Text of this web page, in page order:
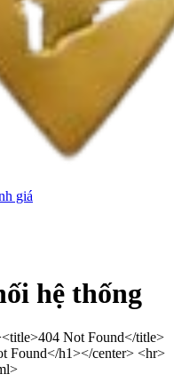
giá
hệ thống
Not Found</title>
Found</h1></center> <hr>